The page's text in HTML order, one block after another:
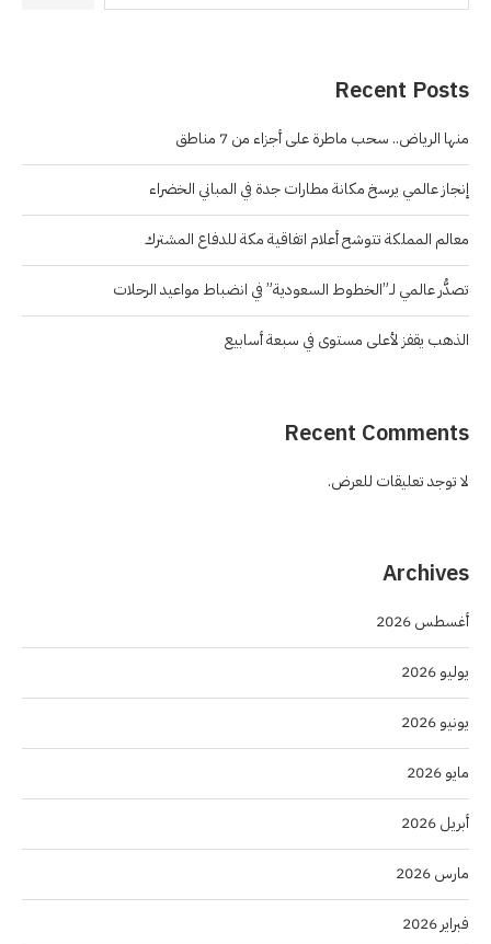
Recent Posts
منها الرياض.. سحب ماطرة على أجزاء من 7 مناطق
إنجاز عالمي يرسخ مكانة مطارات جدة في المباني الخضراء
معالم المملكة تتوشح أعلام اتفاقية مكة للدفاع المشترك
تصدُّر عالمي لـ”الخطوط السعودية” في انضباط مواعيد الرحلات
الذهب يقفز لأعلى مستوى في سبعة أسابيع
Recent Comments
لا توجد تعليقات للعرض.
Archives
أغسطس 2026
يوليو 2026
يونيو 2026
مايو 2026
أبريل 2026
مارس 2026
فبراير 2026